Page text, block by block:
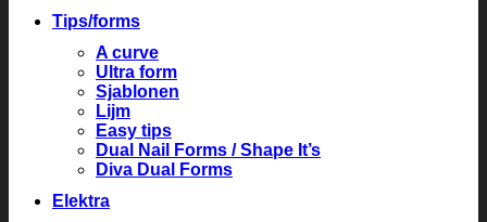
Tips/forms
A curve
Ultra form
Sjablonen
Lijm
Easy tips
Dual Nail Forms / Shape It’s
Diva Dual Forms
Elektra